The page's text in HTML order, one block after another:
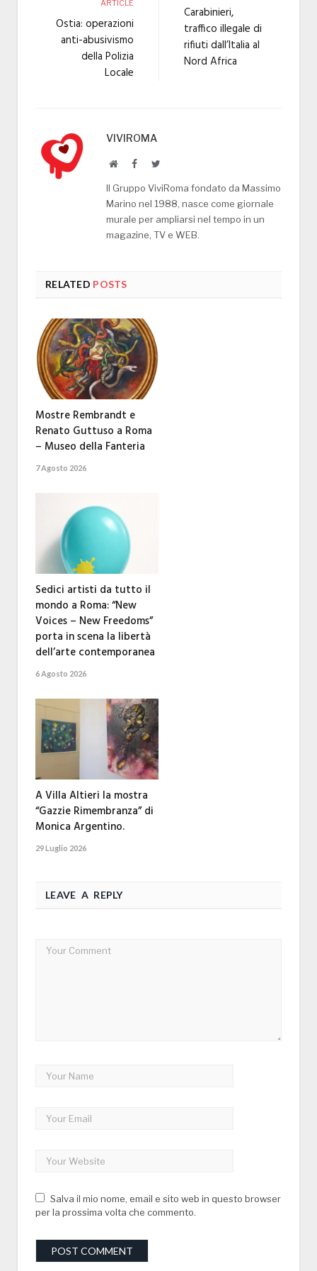
ARTICLE
Ostia: operazioni
anti-abusivismo
della Polizia
Locale
Carabinieri,
traffico illegale di
rifiuti dall’Italia al
Nord Africa
VIVIROMA
WebsiteFacebookTwitter
Il Gruppo ViviRoma fondato da Massimo
Marino nel 1988, nasce come giornale
murale per ampliarsi nel tempo in un
magazine, TV e WEB.
RELATED POSTS
Mostre Rembrandt e
Renato Guttuso a Roma
– Museo della Fanteria
7 Agosto 2026
Sedici artisti da tutto il
mondo a Roma: “New
Voices – New Freedoms”
porta in scena la libertà
dell’arte contemporanea
6 Agosto 2026
A Villa Altieri la mostra
“Gazzie Rimembranza” di
Monica Argentino.
29 Luglio 2026
LEAVE A REPLY
Salva il mio nome, email e sito web in questo browser
per la prossima volta che commento.